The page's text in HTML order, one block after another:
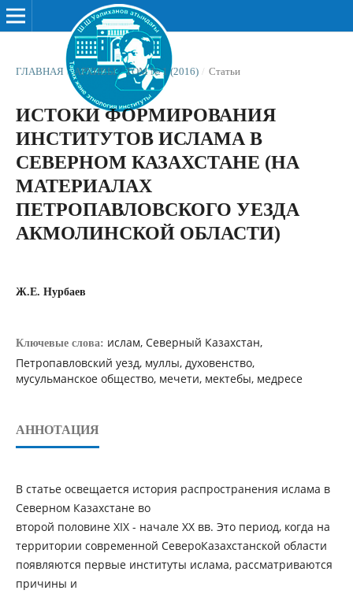
ГЛАВНАЯ / АРХИВЫ / ТОМ № 1 (2016) / Статьи
ИСТОКИ ФОРМИРОВАНИЯ
ИНСТИТУТОВ ИСЛАМА В
СЕВЕРНОМ КАЗАХСТАНЕ (НА
МАТЕРИАЛАХ
ПЕТРОПАВЛОВСКОГО УЕЗДА
АКМОЛИНСКОЙ ОБЛАСТИ)
Ж.Е. Нурбаев
Ключевые слова: ислам, Северный Казахстан,
Петропавловский уезд, муллы, духовенство,
мусульманское общество, мечети, мектебы, медресе
АННОТАЦИЯ
В статье освещается история распространения ислама в
Северном Казахстане во
второй половине XIX - начале XX вв. Это период, когда на
территории современной СевероКазахстанской области
появляются первые институты ислама, рассматриваются
причины и